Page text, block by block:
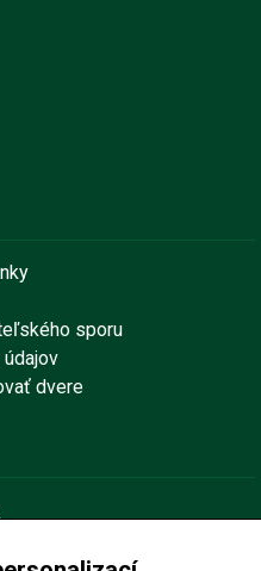
sporu
dvere